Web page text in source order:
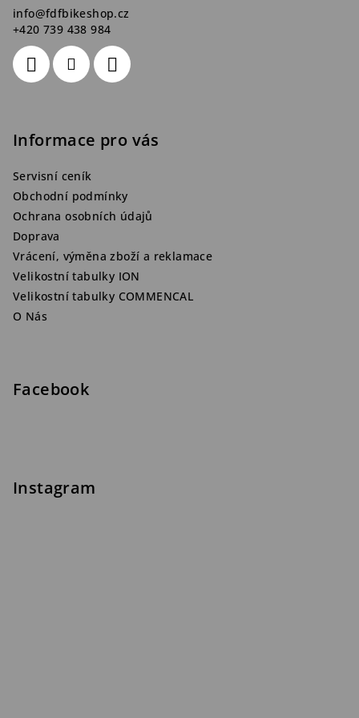
info@fdfbikeshop.cz
+420 739 438 984
Informace pro vás
Servisní ceník
Obchodní podmínky
Ochrana osobních údajů
Doprava
Vrácení, výměna zboží a reklamace
Velikostní tabulky ION
Velikostní tabulky COMMENCAL
O Nás
Facebook
Instagram